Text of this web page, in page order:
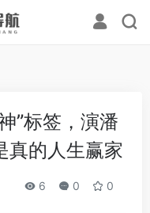
”标签，演潘
真的人生赢家
6 0 0